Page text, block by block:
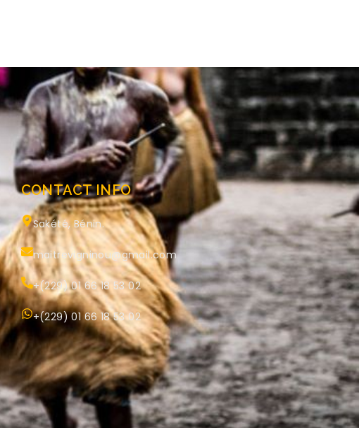
CONTACT INFO
Sakété, Bénin.
maitrevigninou@gmail.com
+(229) 01 66 18 53 02
+(229) 01 66 18 53 02